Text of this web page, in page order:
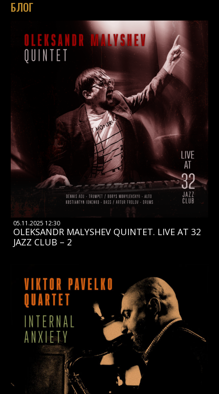
БЛОГ
05.11.2025 12:30
OLEKSANDR MALYSHEV QUINTET. LIVE AT 32
JAZZ CLUB – 2